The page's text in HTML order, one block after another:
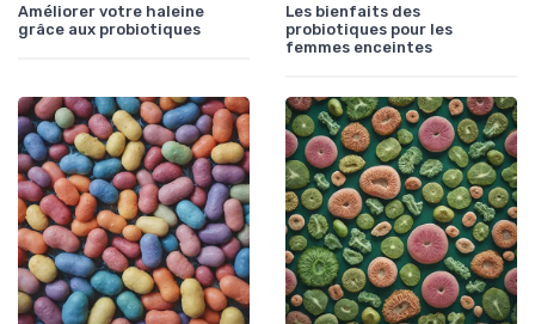
Améliorer votre haleine
grâce aux probiotiques
Les bienfaits des
probiotiques pour les
femmes enceintes